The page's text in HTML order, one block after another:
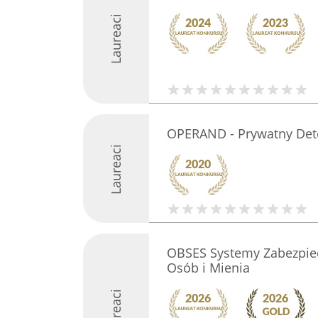
Laureaci
Laureaci
OPERAND - Prywatny
OBSES Systemy
Osób i Mienia